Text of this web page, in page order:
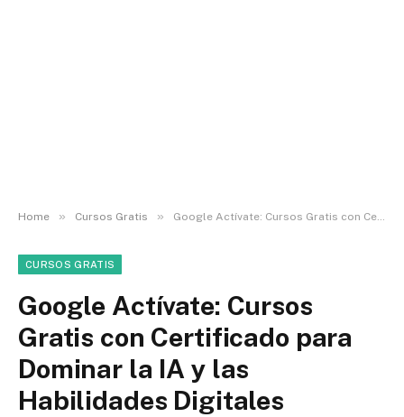
Home » Cursos Gratis » Google Actívate: Cursos Gratis con Certificado para Dominar la IA y las Habilidades Digitales
CURSOS GRATIS
Google Actívate: Cursos
Gratis con Certificado para
Dominar la IA y las
Habilidades Digitales